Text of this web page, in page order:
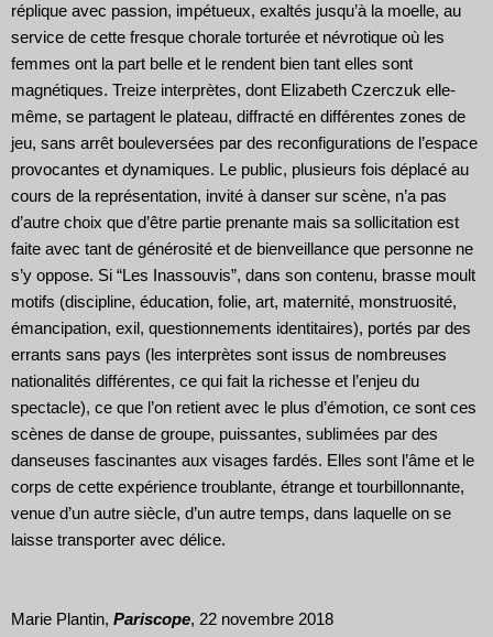
réplique avec passion, impétueux, exaltés jusqu’à la moelle, au
service de cette fresque chorale torturée et névrotique où les
femmes ont la part belle et le rendent bien tant elles sont
magnétiques. Treize interprètes, dont Elizabeth Czerczuk elle-
même, se partagent le plateau, diffracté en différentes zones de
jeu, sans arrêt bouleversées par des reconfigurations de l’espace
provocantes et dynamiques. Le public, plusieurs fois déplacé au
cours de la représentation, invité à danser sur scène, n’a pas
d’autre choix que d’être partie prenante mais sa sollicitation est
faite avec tant de générosité et de bienveillance que personne ne
s’y oppose. Si “Les Inassouvis”, dans son contenu, brasse moult
motifs (discipline, éducation, folie, art, maternité, monstruosité,
émancipation, exil, questionnements identitaires), portés par des
errants sans pays (les interprètes sont issus de nombreuses
nationalités différentes, ce qui fait la richesse et l’enjeu du
spectacle), ce que l’on retient avec le plus d’émotion, ce sont ces
scènes de danse de groupe, puissantes, sublimées par des
danseuses fascinantes aux visages fardés. Elles sont l’âme et le
corps de cette expérience troublante, étrange et tourbillonnante,
venue d’un autre siècle, d’un autre temps, dans laquelle on se
laisse transporter avec délice.
Marie Plantin, Pariscope, 22 novembre 2018